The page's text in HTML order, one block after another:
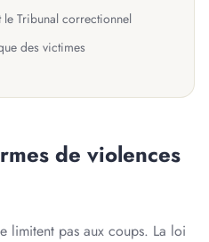
le Tribunal correctionnel
des victimes
de violences
limitent pas aux coups. La loi